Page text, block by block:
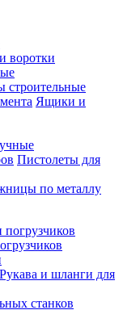
воротки
строительные
Ящики и
Пистолеты для
по металлу
Рукава и шланги для